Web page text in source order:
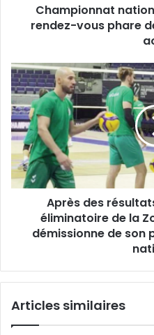
30
juillet
au
4
août
Championnat
rendez-vous phare
Après
des
résultats
mitigés
au
tournoi
éliminatoire
de
la
Imloul
de
Après des
éliminatoire de la
démissionne de son
Articles similaires